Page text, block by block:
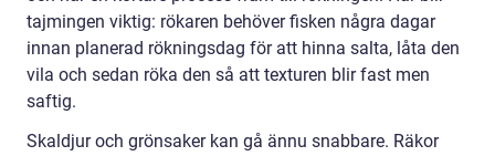
tajmingen viktig: rökaren behöver fisken några dagar
innan planerad rökningsdag för att hinna salta, låta den
vila och sedan röka den så att texturen blir fast men
saftig.
Skaldjur och grönsaker kan gå ännu snabbare. Räkor